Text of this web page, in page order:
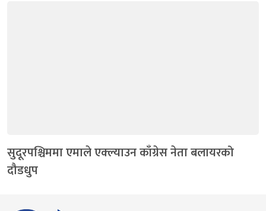
सुदूरपश्चिममा एमाले एक्ल्याउन काँग्रेस नेता बलायरको
दौडधुप